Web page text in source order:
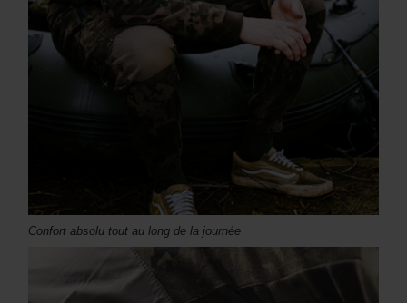
Confort absolu tout au long de la journée